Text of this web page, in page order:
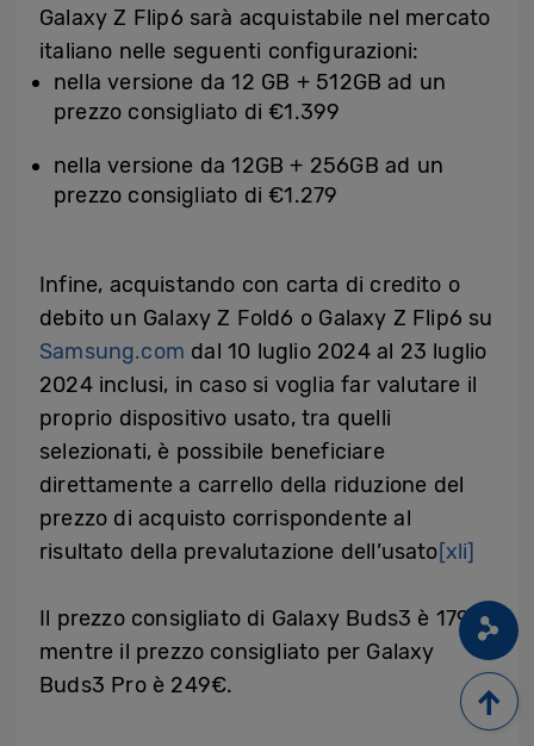
Galaxy Z Flip6 sarà acquistabile nel mercato
italiano nelle seguenti configurazioni:
nella versione da 12 GB + 512GB ad un
prezzo consigliato di €1.399
nella versione da 12GB + 256GB ad un
prezzo consigliato di €1.279
Infine, acquistando con carta di credito o
debito un Galaxy Z Fold6 o Galaxy Z Flip6 su
Samsung.com dal 10 luglio 2024 al 23 luglio
2024 inclusi, in caso si voglia far valutare il
proprio dispositivo usato, tra quelli
selezionati, è possibile beneficiare
direttamente a carrello della riduzione del
prezzo di acquisto corrispondente al
risultato della prevalutazione dell’usato[xli]
Il prezzo consigliato di Galaxy Buds3 è 179€,
mentre il prezzo consigliato per Galaxy
Buds3 Pro è 249€.